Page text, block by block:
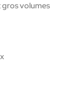
volumes